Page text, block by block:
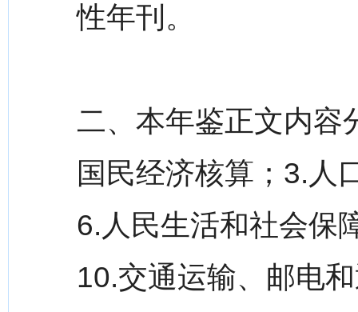
性年刊。
二、本年鉴正文内容
国民经济核算；3.人
6.人民生活和社会保
10.交通运输、邮电